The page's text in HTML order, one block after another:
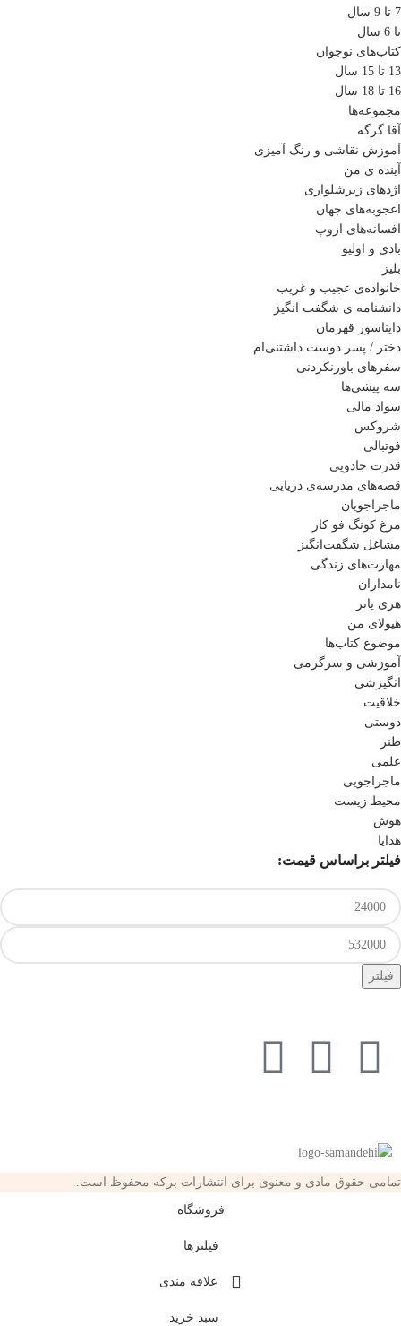
7 تا 9 سال
تا 6 سال
کتاب‌های نوجوان
13 تا 15 سال
16 تا 18 سال
مجموعه‌ها
آقا گرگه
آموزش نقاشی و رنگ آمیزی
آینده ی من
اژدهای زیرشلواری
اعجوبه‌های جهان
افسانه‌های ازوپ
بادی و اولیو
بلیز
خانواده‌ی عجیب و غریب
دانشنامه ی شگفت انگیز
دایناسور قهرمان
دختر / پسر دوست داشتنی‌ام
سفرهای باورنکردنی
سه پیشی‌ها
سواد مالی
شروکس
فوتبالی
قدرت جادویی
قصه‌های مدرسه‌ی دریایی
ماجراجویان
مرغ کونگ فو کار
مشاغل شگفت‌انگیز
مهارت‌های زندگی
نامداران
هری پاتر
هیولای من
موضوع کتاب‌ها
آموزشی و سرگرمی
انگیزشی
خلاقیت
دوستی
طنز
علمی
ماجراجویی
محیط زیست
هوش
هدایا
فیلتر براساس قیمت:
فیلتر
تمامی حقوق مادی و معنوی برای انتشارات برکه محفوظ است.
فروشگاه
فیلترها
علاقه مندی
سبد خرید